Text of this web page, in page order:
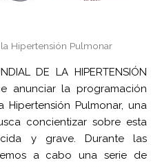
Hipertensión Pulmonar
DE LA HIPERTENSIÓN
anunciar la programación
Pulmonar, una
concientizar sobre esta
y grave. Durante las
a cabo una serie de